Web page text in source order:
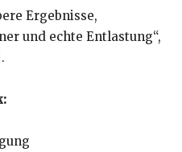
Ergebnisse,
und echte Entlastung“,